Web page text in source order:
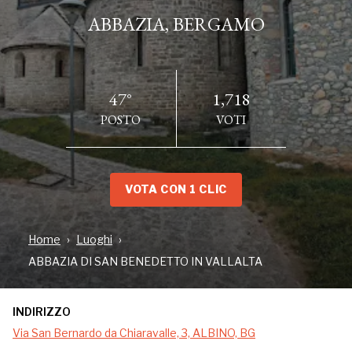
ABBAZIA, BERGAMO
47°
POSTO
1,718
VOTI
VOTA CON 1 CLIC
Home
Luoghi
ABBAZIA DI SAN BENEDETTO IN VALLALTA
INDIRIZZO
Via San Bernardo da Chiaravalle, 3, ALBINO, BG
INDIRIZZO
Via San Bernardo da Chiaravalle, 3, ALBINO, BG